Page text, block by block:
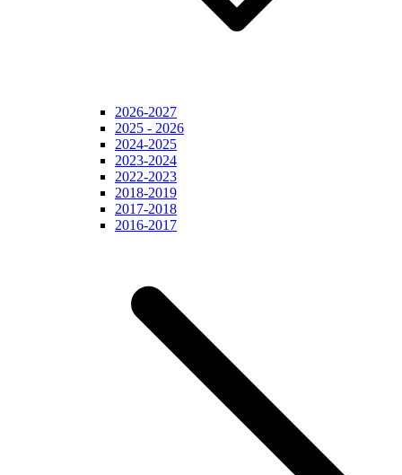
2026-2027
2025 - 2026
2024-2025
2023-2024
2022-2023
2018-2019
2017-2018
2016-2017